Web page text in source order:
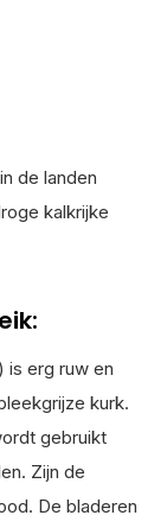
de landen
kalkrijke
is erg ruw en
kurk.
gebruikt
Zijn de
De bladeren